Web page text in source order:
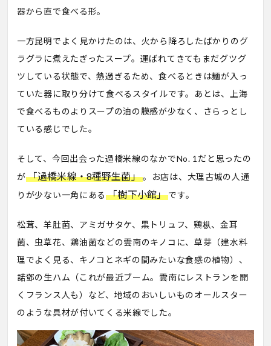
器から直で食べる形。
一方昆明でよく見かけたのは、火から降ろしたばかりのグ
ラグラに煮えたぎったスープ。運ばれてきてもまだグツグ
ツしている状態で、熱過ぎるため、食べるときは麺が入っ
ていた器に取り分けて食べるスタイルです。あとは、上海
で食べるものよりスープの油の膜感が少なく、さらっとし
ている感じでした。
そして、今回出会った過橋米線のなかでNo. 1だと思ったの
が 「過橋米線・8種野生菌」。お店は、大理古城の人通
りが少ない一角にある 「樹下小館」 です。
松茸、羊肚菌、アミガサタケ、黒トリュフ、鶏枞、金耳
菌、虫草花、鶏油菌などの雲南のキノコに、草芽（建水料
理でよく見る、キノコとネギの間みたいな食感の植物）、
諾鄧の生ハム（これが最近ブーム。雲南にレストランを開
くフランス人も）など、地域のおいしいものオールスター
のような具材が付いてくる米線でした。